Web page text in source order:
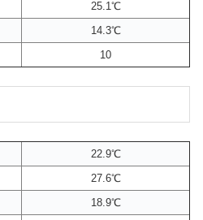
25.1℃
14.3℃
10
22.9℃
27.6℃
18.9℃